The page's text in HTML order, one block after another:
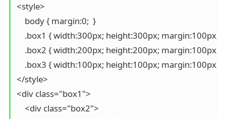
<style>
    body { margin:0;  }
.box1 { width:300px; height:300px; margin:100px;
.box2 { width:200px; height:200px; margin:100px;
.box3 { width:100px; height:100px;
</style>
<div class="box1">
    <div class="box2">